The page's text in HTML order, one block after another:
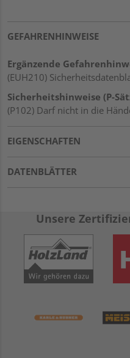
GEFAHRENHINWEISE
Ergänzende
(EUH210)
Sicherheitshinweise (P-
(P102) Darf nicht in die
EIGENSCHAFTEN
DATENBLÄTTER
Unsere